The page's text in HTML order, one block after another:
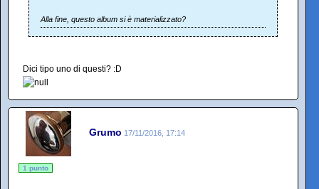
Alla fine, questo album si è materializzato?
Dici tipo uno di questi? :D
Grumo 17/11/2016, 17:14
1 punto